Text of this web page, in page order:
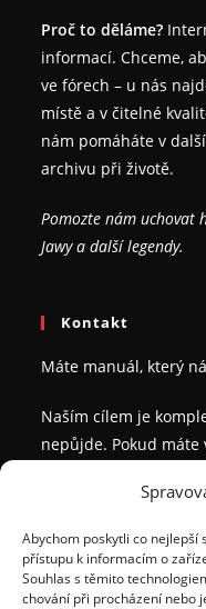
Abychom poskytli co nejlepší
přístupu k informacím o
Souhlas s těmito
chování při procházení nebo
Proč to děláme?
informací. Chceme,
ve fórech – u nás
místě a v čitelné
nám pomáháte v
archivu při životě.
Pomozte nám uchovat
Jawy a další legendy.
Kontakt
Máte manuál, který
Naším cílem je
nepůjde. Pokud
o ni podělit s
Vážíme si vaší
zaslaný a unikátní